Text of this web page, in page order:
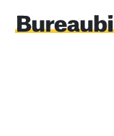
indhold